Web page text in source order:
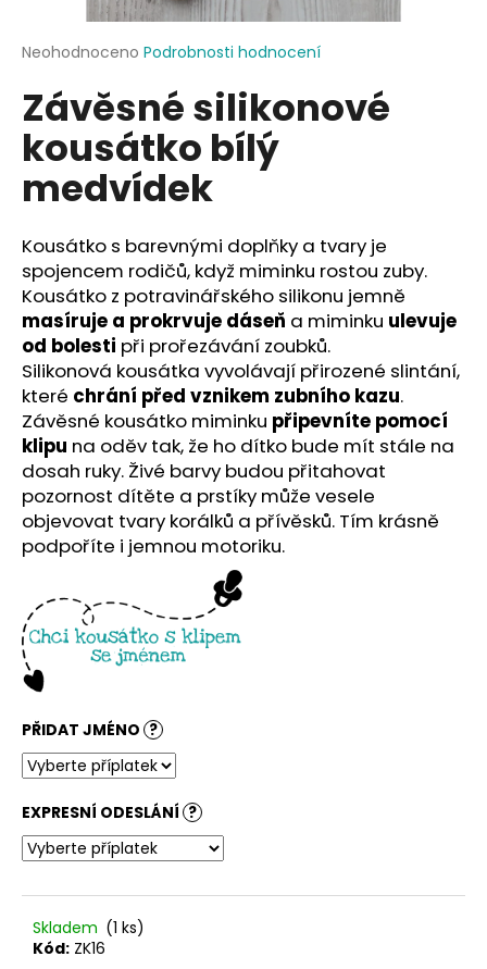
Průměrné
produktu
je
0,0
5
hvězdiček.
Neohodnoceno Podrobnosti hodnocení
Závěsné silikonové
kousátko bílý
medvídek
Kousátko s barevnými doplňky a tvary je
spojencem rodičů, když miminku rostou zuby.
Kousátko z potravinářského silikonu jemně
masíruje a prokrvuje dáseň a miminku ulevuje
od bolesti při prořezávání zoubků.
Silikonová kousátka vyvolávají přirozené slintání,
které chrání před vznikem zubního kazu.
Závěsné kousátko miminku připevníte pomocí
klipu na oděv tak, že ho dítko bude mít stále na
dosah ruky. Živé barvy budou přitahovat
pozornost dítěte a prstíky může vesele
objevovat tvary korálků a přívěsků. Tím krásně
podpoříte i jemnou motoriku.
PŘIDAT JMÉNO ?
EXPRESNÍ ODESLÁNÍ ?
Skladem (1 ks)
Kód: ZK16
j
t
?
HLEDAT
D
o
p
o
r
u
č
u
j
e
e